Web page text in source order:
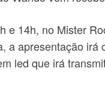
e 14h, no Mister
a apresentação
led que irá